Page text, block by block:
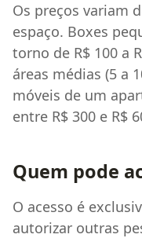
Os preços variam
espaço. Boxes
torno de R$ 100 a
áreas médias (5 a
móveis de um
entre R$ 300 e R$
Quem pode
O acesso é
autorizar outras